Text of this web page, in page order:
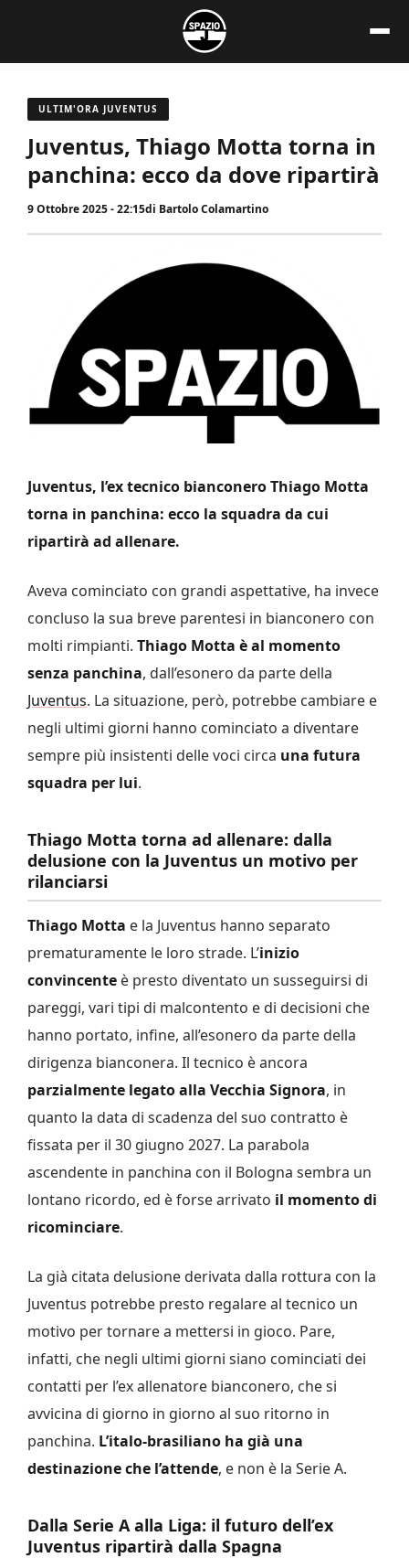
contenuto
ULTIM'ORA JUVENTUS
Juventus, Thiago Motta torna in
panchina: ecco da dove ripartirà
9 Ottobre 2025 - 22:15di Bartolo Colamartino
Juventus, l’ex tecnico bianconero Thiago Motta
torna in panchina: ecco la squadra da cui
ripartirà ad allenare.
Aveva cominciato con grandi aspettative, ha invece
concluso la sua breve parentesi in bianconero con
molti rimpianti. Thiago Motta è al momento
senza panchina, dall’esonero da parte della
Juventus. La situazione, però, potrebbe cambiare e
negli ultimi giorni hanno cominciato a diventare
sempre più insistenti delle voci circa una futura
squadra per lui.
Thiago Motta torna ad allenare: dalla
delusione con la Juventus un motivo per
rilanciarsi
Thiago Motta e la Juventus hanno separato
prematuramente le loro strade. L’inizio
convincente è presto diventato un susseguirsi di
pareggi, vari tipi di malcontento e di decisioni che
hanno portato, infine, all’esonero da parte della
dirigenza bianconera. Il tecnico è ancora
parzialmente legato alla Vecchia Signora, in
quanto la data di scadenza del suo contratto è
fissata per il 30 giugno 2027. La parabola
ascendente in panchina con il Bologna sembra un
lontano ricordo, ed è forse arrivato il momento di
ricominciare.
La già citata delusione derivata dalla rottura con la
Juventus potrebbe presto regalare al tecnico un
motivo per tornare a mettersi in gioco. Pare,
infatti, che negli ultimi giorni siano cominciati dei
contatti per l’ex allenatore bianconero, che si
avvicina di giorno in giorno al suo ritorno in
panchina. L’italo-brasiliano ha già una
destinazione che l’attende, e non è la Serie A.
Dalla Serie A alla Liga: il futuro dell’ex
Juventus ripartirà dalla Spagna